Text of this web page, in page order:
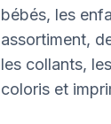
bébés, les
assortiment,
les collants,
coloris et